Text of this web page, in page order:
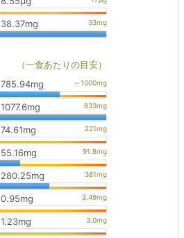
38.37mg
（一食あたりの目安）
785.94mg
1077.6mg
74.61mg
55.16mg
280.25mg
0.95mg
1.23mg